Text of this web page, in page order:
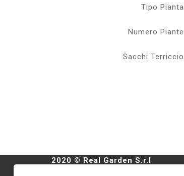
Tipo Pianta
Numero Piante
Sacchi Terriccio
2020 © Real Garden S.r.l